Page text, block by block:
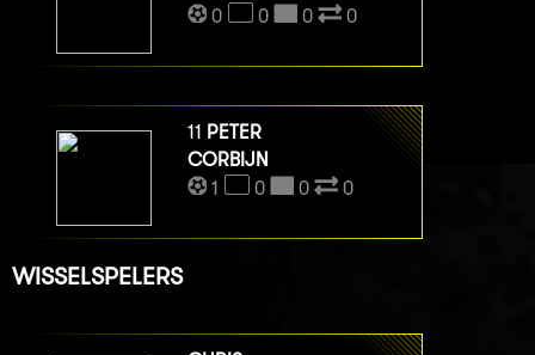
0
0 0 0
11 PETER
CORBIJN
1
0 0 0
WISSELSPELERS